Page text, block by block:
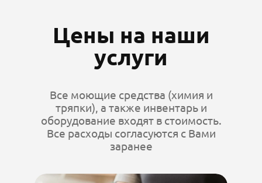
Цены на наши
услуги
Все моющие средства (химия и
тряпки), а также инвентарь и
оборудование входят в стоимость.
Все расходы согласуются с Вами
заранее